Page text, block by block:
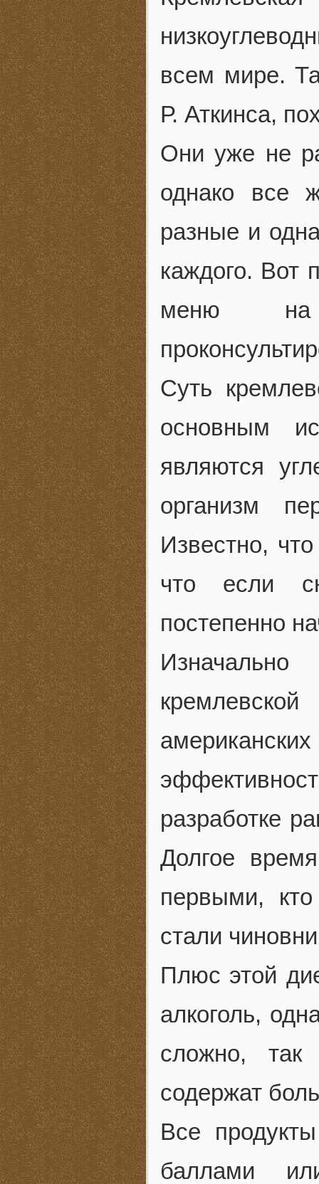
всем мире.
Р. Аткинса,
Они уже не
однако все
разные и
каждого. Вот
меню на
Суть
основным
являются
организм
Известно,
что если
постепенно
разработке
Долгое
первыми,
стали
Плюс этой
алкоголь,
сложно,
содержат
Все
баллами